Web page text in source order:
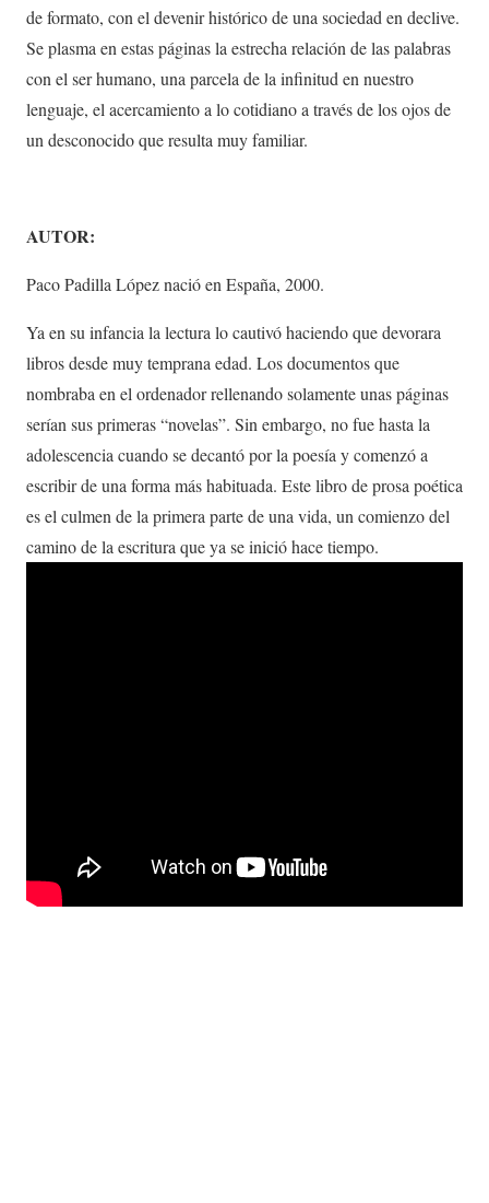
de formato, con el devenir histórico de una sociedad en declive.
Se plasma en estas páginas la estrecha relación de las palabras
con el ser humano, una parcela de la infinitud en nuestro
lenguaje, el acercamiento a lo cotidiano a través de los ojos de
un desconocido que resulta muy familiar.
AUTOR:
Paco Padilla López nació en España, 2000.
Ya en su infancia la lectura lo cautivó haciendo que devorara
libros desde muy temprana edad. Los documentos que
nombraba en el ordenador rellenando solamente unas páginas
serían sus primeras “novelas”. Sin embargo, no fue hasta la
adolescencia cuando se decantó por la poesía y comenzó a
escribir de una forma más habituada. Este libro de prosa poética
es el culmen de la primera parte de una vida, un comienzo del
camino de la escritura que ya se inició hace tiempo.